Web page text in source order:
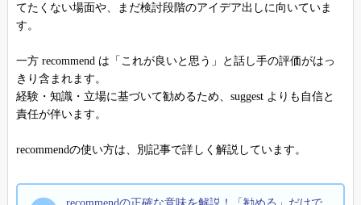
てたくない場面や、まだ検討段階のアイデア出しに向いていま
す。
一方 recommend は「これが良いと思う」と話し手の評価がはっ
きり含まれます。
経験・知識・立場に基づいて勧めるため、suggest よりも自信と
責任が伴います。
recommendの使い方は、別記事で詳しく解説しています。